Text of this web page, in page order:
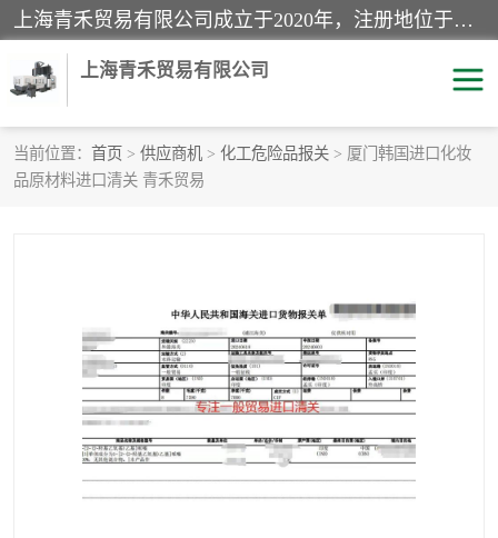
上海青禾贸易有限公司成立于2020年，注册地位于上海市宝山区。经营范围包括：机械设备、五金制品、劳防用品、电子产品、塑胶制品、家具、模具、纺织品、仪器仪表、建筑材料、装饰材料、化工产品、金属制品、机车配件等货物进出口报关、清关服务。
上海青禾贸易有限公司
当前位置： 首页 > 供应商机 > 化工危险品报关 > 厦门韩国进口化妆
品原材料进口清关 青禾贸易
酒类饮料报关
进口杂货清关
家用电器报关 机床进口清关
国际灯具清关